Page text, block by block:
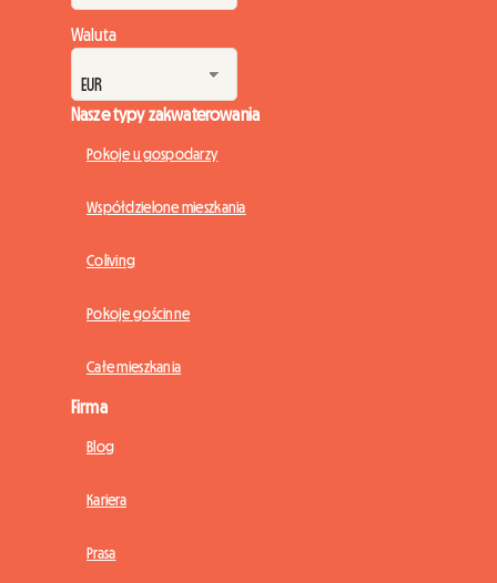
Waluta
Nasze typy zakwaterowania
Pokoje u gospodarzy
Współdzielone mieszkania
Coliving
Pokoje gościnne
Całe mieszkania
Firma
Blog
Kariera
Prasa